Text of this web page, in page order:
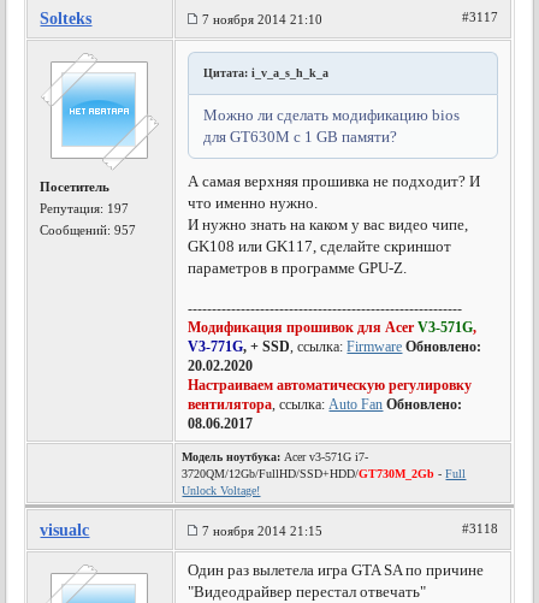
Solteks 7 ноября 2014 21:10 #3117
Посетитель
Репутация: 197
Сообщений: 957
Цитата: i_v_a_s_h_k_a
Можно ли сделать модификацию bios
для GT630M c 1 GB памяти?
А самая верхняя прошивка не подходит? И
что именно нужно.
И нужно знать на каком у вас видео чипе,
GK108 или GK117, сделайте скриншот
параметров в программе GPU-Z.
---------------------------------------------------------
Модификация прошивок для AcerV3-571G,
V3-771G, + SSD, ссылка:Firmware Обновлено:
20.02.2020
Настраиваем автоматическую регулировку
вентилятора, ссылка:Auto Fan Обновлено:
08.06.2017
Модель ноутбука: Acer v3-571G i7-
3720QM/12Gb/FullHD/SSD+HDD/GT730M_2Gb -Full
Unlock Voltage!
visualc 7 ноября 2014 21:15 #3118
Один раз вылетела игра GTA SA по причине
"Видеодрайвер перестал отвечать"